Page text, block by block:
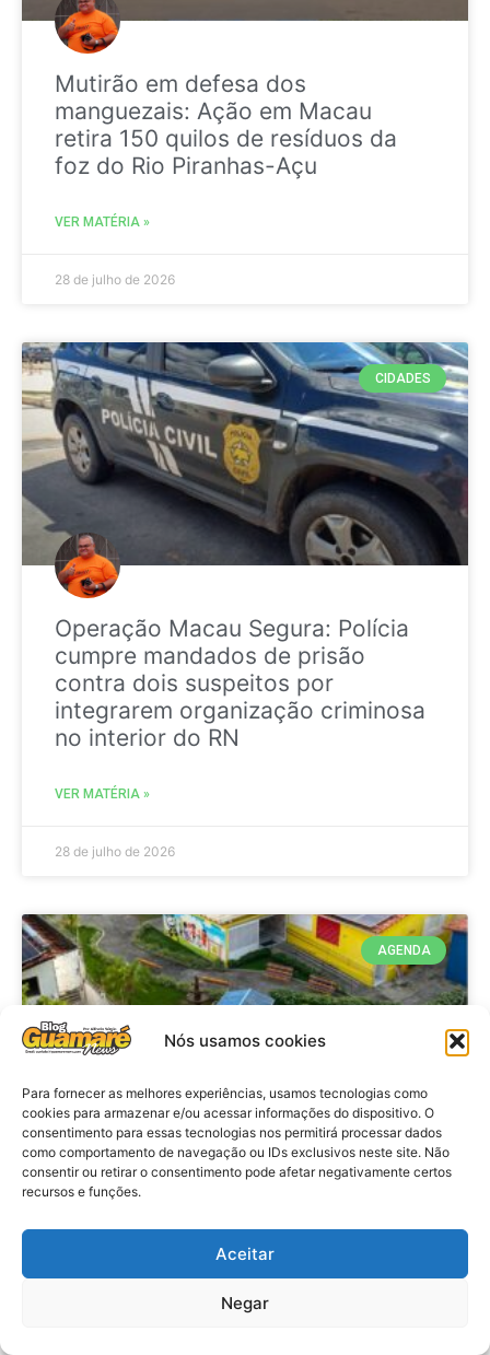
Nós usamos cookies
Para fornecer as melhores experiências, usamos tecnologias como
cookies para armazenar e/ou acessar informações do dispositivo. O
consentimento para essas tecnologias nos permitirá processar dados
como comportamento de navegação ou IDs exclusivos neste site. Não
consentir ou retirar o consentimento pode afetar negativamente certos
recursos e funções.
Aceitar
Negar
Mutirão em defesa dos
manguezais: Ação em Macau
retira 150 quilos de resíduos da
foz do Rio Piranhas-Açu
VER MATÉRIA »
28 de julho de 2026
CIDADES
Operação Macau Segura: Polícia
cumpre mandados de prisão
contra dois suspeitos por
integrarem organização criminosa
no interior do RN
VER MATÉRIA »
28 de julho de 2026
AGENDA
Agenda: 10ª Mostra Pedagógica
da Casa Durval Paiva acontecerá
nesta quarta-feira (29)